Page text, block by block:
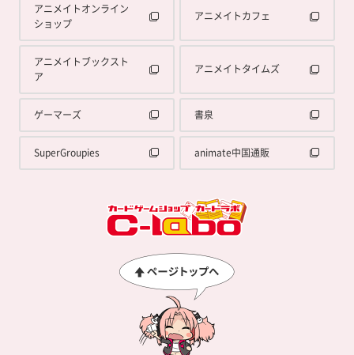
アニメイトオンライン
ショップ
アニメイトカフェ
アニメイトブックスト
ア
アニメイトタイムズ
ゲーマーズ 書泉
SuperGroupies animate中国通販